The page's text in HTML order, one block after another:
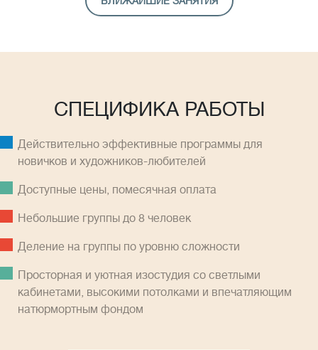
СПЕЦИФИКА РАБОТЫ
Действительно эффективные программы для
новичков и художников-любителей
Доступные цены, помесячная оплатa
Небольшие группы до 8 человек
Деление на группы по уровню сложности
Просторная и уютная изостудия со светлыми
кабинетами, высокими потолками и впечатляющим
натюрмортным фондом